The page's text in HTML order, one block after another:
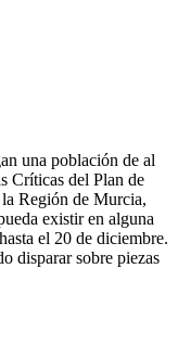
una población de al
Críticas del Plan de
Región de Murcia,
existir en alguna
el 20 de diciembre.
disparar sobre piezas